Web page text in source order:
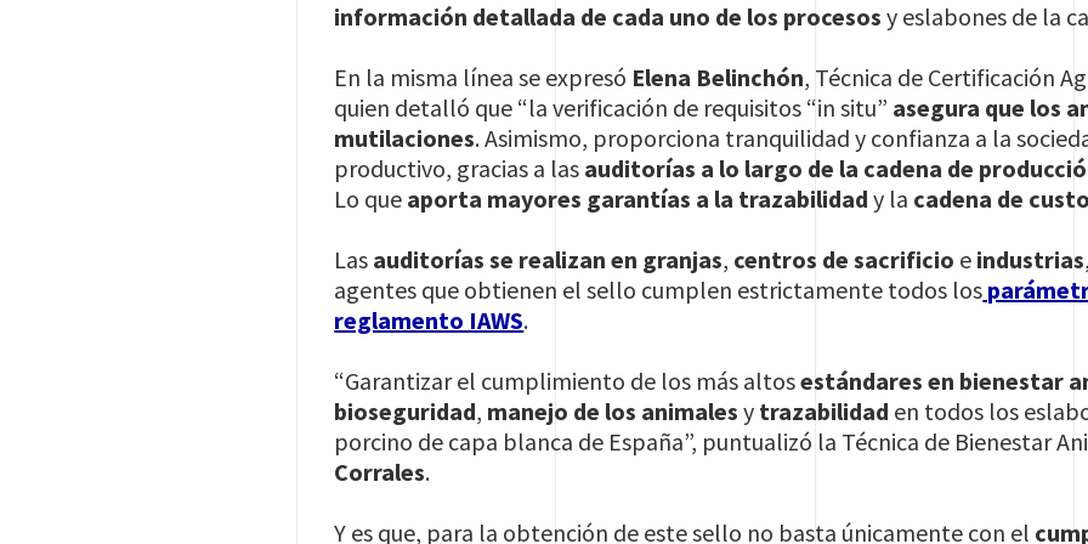
información detallada de cada uno de los procesos y eslabones de la
En la misma línea se expresó Elena Belinchón, Técnica de Certificación
quien detalló que “la verificación de requisitos “in situ” asegura que los
mutilaciones. Asimismo, proporciona tranquilidad y confianza a la
productivo, gracias a las auditorías a lo largo de la cadena de
Lo que aporta mayores garantías a la trazabilidady la cadena de
Las auditorías se realizan en granjas, centros de sacrificio e industrias
agentes que obtienen el sello cumplen estrictamente todos los
reglamento IAWS.
“Garantizar el cumplimiento de los más altosestándares en bienestar
bioseguridad, manejo de los animales y trazabilidad en todos los
porcino de capa blanca de España”, puntualizó la Técnica de Bienestar
Corrales.
Y es que, para la obtención de este sello no basta únicamente con el